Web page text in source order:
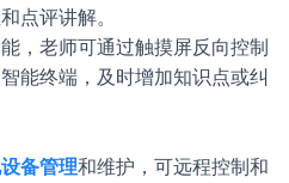
点评讲解。
，老师可通过触摸屏反向控制
能终端，及时增加知识点或纠
备管理和维护，可远程控制和